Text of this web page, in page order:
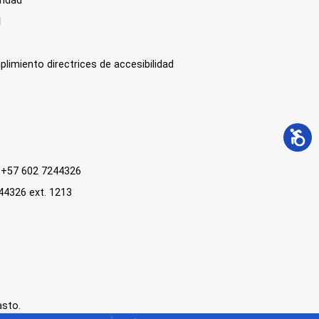
directrices de accesibilidad
602 7244326
ext. 1213